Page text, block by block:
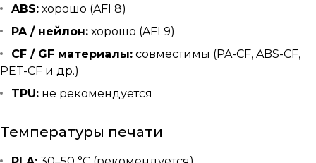
ABS: хорошо (AFI 8)
PA / нейлон: хорошо (AFI 9)
CF / GF материалы: совместимы (PA-CF, ABS-CF,
PET-CF и др.)
TPU: не рекомендуется
Температуры печати